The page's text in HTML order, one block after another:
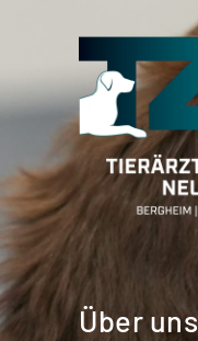
Über uns